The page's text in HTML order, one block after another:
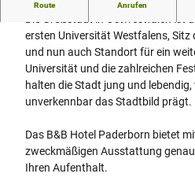
Route Anrufen
ersten Universität Westfalens,
und nun auch Standort für ein
Universität und die zahlreichen
halten die Stadt jung und
unverkennbar das Stadtbild prägt.
Das B&B Hotel Paderborn bietet
zweckmäßigen Ausstattung
Ihren Aufenthalt.